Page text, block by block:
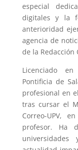
especial
digitales y la
anterioridad
agencia de
de la Redacción
Licenciado
Pontificia de
profesional en
tras cursar el
Correo-UPV,
profesor. Ha